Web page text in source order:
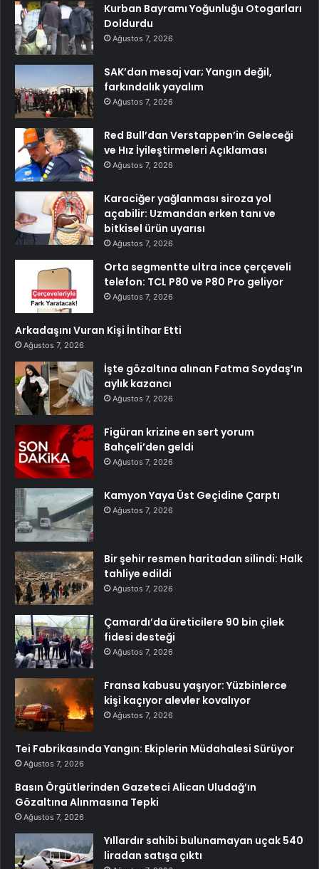
Kurban Bayramı Yoğunluğu Otogarları
Doldurdu
Ağustos 7, 2026
SAK’dan mesaj var; Yangın değil,
farkındalık yayalım
Ağustos 7, 2026
Red Bull’dan Verstappen’in Geleceği
ve Hız İyileştirmeleri Açıklaması
Ağustos 7, 2026
Karaciğer yağlanması siroza yol
açabilir: Uzmandan erken tanı ve
bitkisel ürün uyarısı
Ağustos 7, 2026
Orta segmentte ultra ince çerçeveli
telefon: TCL P80 ve P80 Pro geliyor
Ağustos 7, 2026
Arkadaşını Vuran Kişi İntihar Etti
Ağustos 7, 2026
İşte gözaltına alınan Fatma Soydaş’ın
aylık kazancı
Ağustos 7, 2026
Figüran krizine en sert yorum
Bahçeli’den geldi
Ağustos 7, 2026
Kamyon Yaya Üst Geçidine Çarptı
Ağustos 7, 2026
Bir şehir resmen haritadan silindi: Halk
tahliye edildi
Ağustos 7, 2026
Çamardı’da üreticilere 90 bin çilek
fidesi desteği
Ağustos 7, 2026
Fransa kabusu yaşıyor: Yüzbinlerce
kişi kaçıyor alevler kovalıyor
Ağustos 7, 2026
Tei Fabrikasında Yangın: Ekiplerin Müdahalesi Sürüyor
Ağustos 7, 2026
Basın Örgütlerinden Gazeteci Alican Uludağ’ın
Gözaltına Alınmasına Tepki
Ağustos 7, 2026
Yıllardır sahibi bulunamayan uçak 540
liradan satışa çıktı